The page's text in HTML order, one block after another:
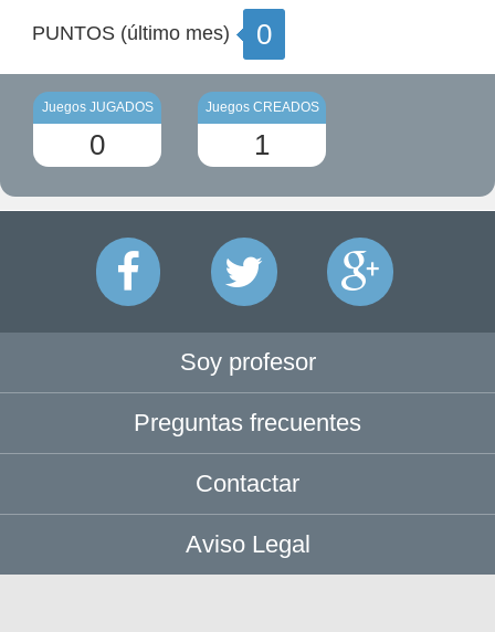
PUNTOS (último mes) 0
Juegos JUGADOS
0
Juegos CREADOS
1
Soy profesor
Preguntas frecuentes
Contactar
Aviso Legal